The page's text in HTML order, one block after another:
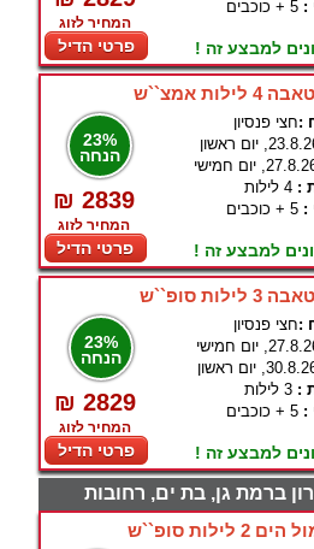
המחיר לזוג
פרטי הדיל
: 5 + כוכבים
למבצע זה !
אמצ``ש
23%
הנחה
₪ 2839
המחיר לזוג
פרטי הדיל
:חצי פנסיון
: 4 לילות
: 5 + כוכבים
למבצע זה !
סופ``ש
23%
הנחה
₪ 2829
המחיר לזוג
פרטי הדיל
:חצי פנסיון
: 3 לילות
: 5 + כוכבים
למבצע זה !
ברמת גן, בת ים, רחובות
סופ``ש